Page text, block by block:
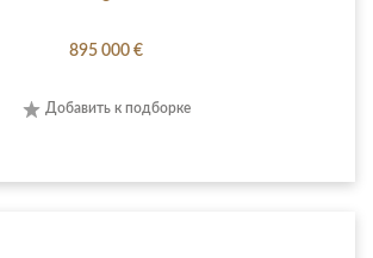
895 000 €
Добавить к подборке